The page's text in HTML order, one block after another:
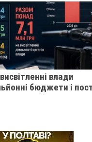
влади
бюджети і